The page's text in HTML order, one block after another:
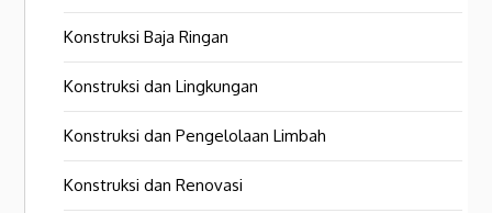
Konstruksi Baja Ringan
Konstruksi dan Lingkungan
Konstruksi dan Pengelolaan Limbah
Konstruksi dan Renovasi